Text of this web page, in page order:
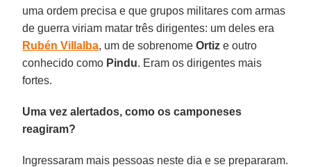
uma ordem precisa e que grupos militares com armas
de guerra viriam matar três dirigentes: um deles era
Rubén Villalba, um de sobrenome Ortiz e outro
conhecido como Pindu. Eram os dirigentes mais
fortes.
Uma vez alertados, como os camponeses
reagiram?
Ingressaram mais pessoas neste dia e se prepararam.